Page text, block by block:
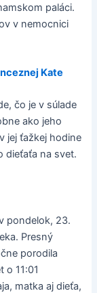
paláci.
v nemocnici
Kate
čo je v súlade
ako jeho
jej ťažkej hodine
dieťaťa na svet.
pondelok, 23.
Presný
porodila
o 11:01
matka aj dieťa,